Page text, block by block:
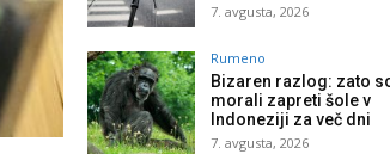
7. avgusta, 2026
Rumeno
Bizaren razlog: zato
morali zapreti šole v
Indoneziji za več dni
7. avgusta, 2026